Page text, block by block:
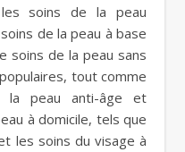
soins de la peau
de la peau à base
soins de la peau sans
tout comme
peau anti-âge et
à domicile, tels que
les soins du visage à